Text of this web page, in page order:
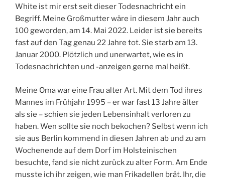
White ist mir erst seit dieser Todesnachricht ein
Begriff. Meine Großmutter wäre in diesem Jahr auch
100 geworden, am 14. Mai 2022. Leider ist sie bereits
fast auf den Tag genau 22 Jahre tot. Sie starb am 13.
Januar 2000. Plötzlich und unerwartet, wie es in
Todesnachrichten und -anzeigen gerne mal heißt.
Meine Oma war eine Frau alter Art. Mit dem Tod ihres
Mannes im Frühjahr 1995 – er war fast 13 Jahre älter
als sie – schien sie jeden Lebensinhalt verloren zu
haben. Wen sollte sie noch bekochen? Selbst wenn ich
sie aus Berlin kommend in diesen Jahren ab und zu am
Wochenende auf dem Dorf im Holsteinischen
besuchte, fand sie nicht zurück zu alter Form. Am Ende
musste ich ihr zeigen, wie man Frikadellen brät. Ihr, die